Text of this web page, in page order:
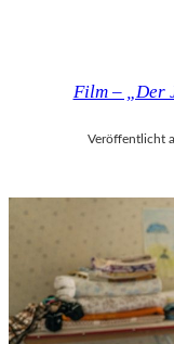
Film – „Der
Veröffentlicht